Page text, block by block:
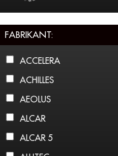
FABRIKANT:
ACCELERA
ACHILLES
AEOLUS
ALCAR
ALCAR 5